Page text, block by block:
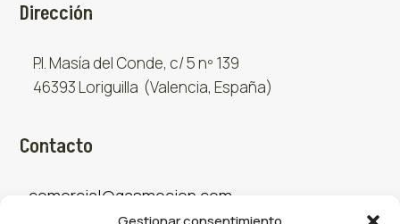
Dirección
P.I. Masía del Conde, c/ 5 nº 139
46393 Loriguilla (Valencia, España)
Contacto
comercial@gasmocion.com